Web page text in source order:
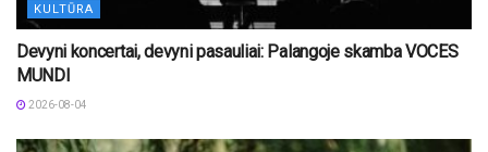
KULTŪRA
Devyni koncertai, devyni pasauliai: Palangoje skamba VOCES
MUNDI
2026-08-04